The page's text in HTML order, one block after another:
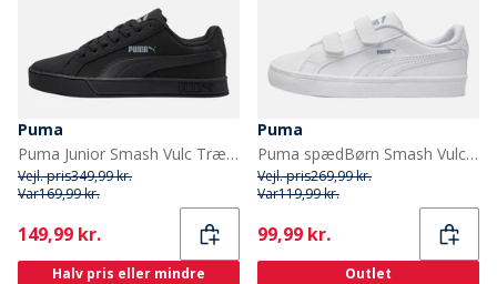
Puma
Puma Junior Smash Vulc Træningssko Sort/Grå
Vejl. pris349,99 kr.
Var169,99 kr.
Current
149,99 kr.
Halv pris eller mindre
Puma
Puma spædBørn Smash Vulc Træningssko Hvid/Quarry
Vejl. pris269,99 kr.
Var119,99 kr.
Current
99,99 kr.
Outlet